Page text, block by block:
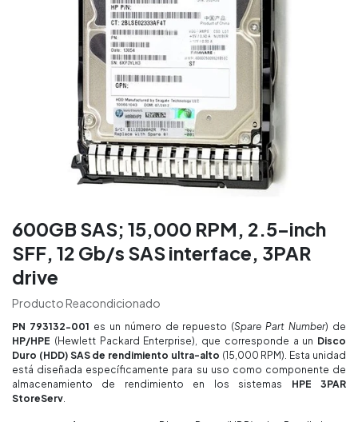
600GB SAS; 15,000 RPM, 2.5-inch
SFF, 12 Gb/s SAS interface, 3PAR
drive
Producto Reacondicionado
PN 793132-001 es un número de repuesto (Spare Part Number) de
HP/HPE (Hewlett Packard Enterprise), que corresponde a un Disco
Duro (HDD) SAS de rendimiento ultra-alto (15,000 RPM). Esta unidad
está diseñada específicamente para su uso como componente de
almacenamiento de rendimiento en los sistemas HPE 3PAR
StoreServ.